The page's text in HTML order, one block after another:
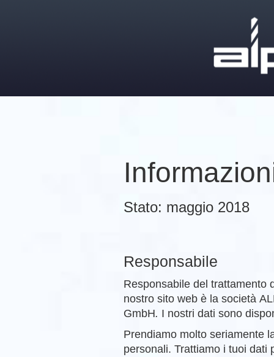
Stato: maggio 2018
Responsabile
Responsabile del trattamento
nostro sito web è la società
GmbH. I nostri dati sono
Prendiamo molto seriamente
personali. Trattiamo i tuoi dati